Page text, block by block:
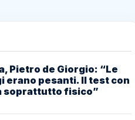
Pietro de Giorgio: “Le
erano pesanti. Il test con
soprattutto fisico”